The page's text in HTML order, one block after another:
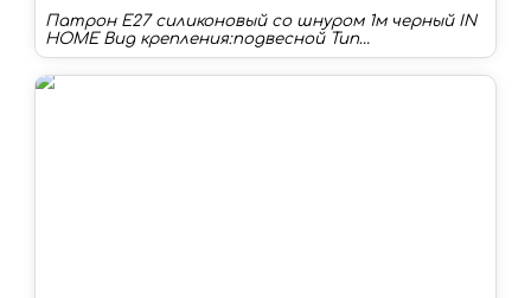
Патрон Е27 силиконовый со шнуром 1м черный IN
HOME Вид крепления:подвесной Тип
лампы:светодиодная/накаливания/
энергосберегающая Цоколь:E27 Напряжение
питания:220В Основной цвет:белый Количество